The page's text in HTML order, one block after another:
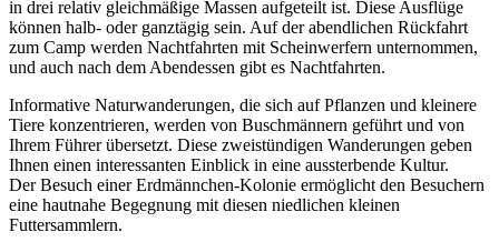
in drei relativ gleichmäßige Massen aufgeteilt ist. Diese Ausflüge
können halb- oder ganztägig sein. Auf der abendlichen Rückfahrt
zum Camp werden Nachtfahrten mit Scheinwerfern unternommen,
und auch nach dem Abendessen gibt es Nachtfahrten.
Informative Naturwanderungen, die sich auf Pflanzen und kleinere
Tiere konzentrieren, werden von Buschmännern geführt und von
Ihrem Führer übersetzt. Diese zweistündigen Wanderungen geben
Ihnen einen interessanten Einblick in eine aussterbende Kultur.
Der Besuch einer Erdmännchen-Kolonie ermöglicht den Besuchern
eine hautnahe Begegnung mit diesen niedlichen kleinen
Futtersammlern.